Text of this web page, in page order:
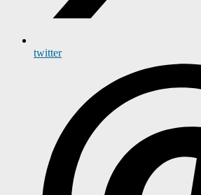
twitter